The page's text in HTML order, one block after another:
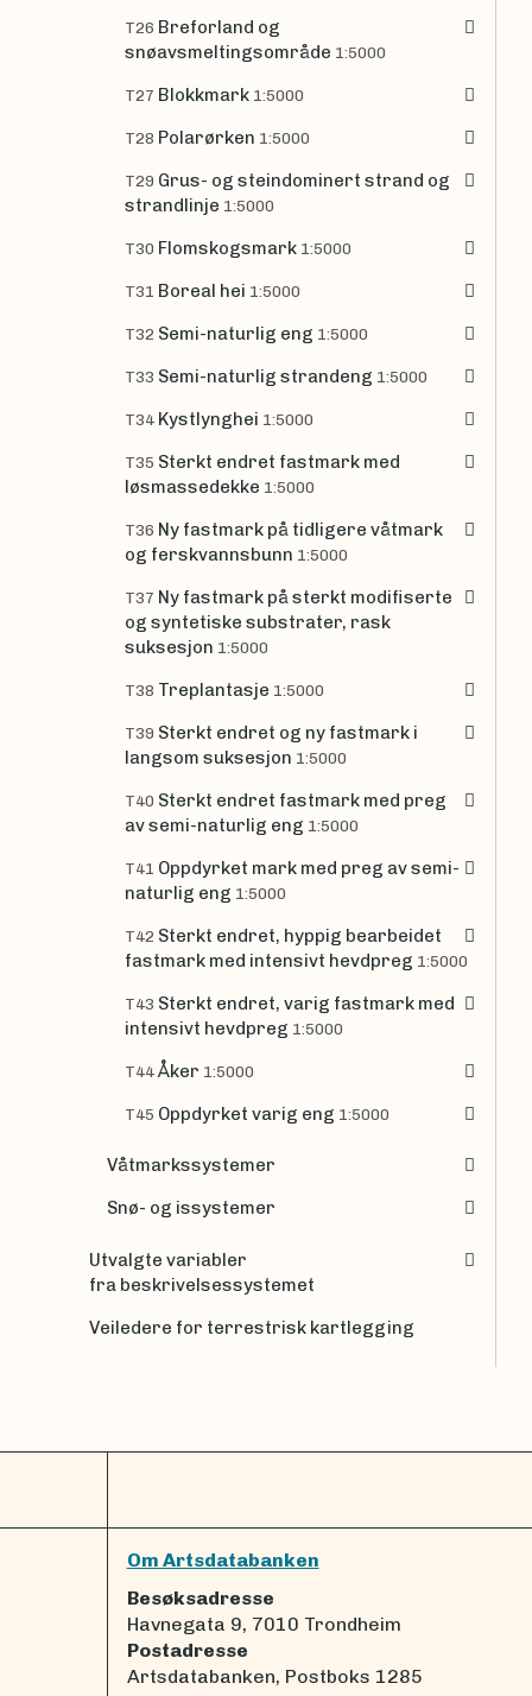
T26 Breforland og
snøavsmeltingsområde 1:5000
T27 Blokkmark 1:5000
T28 Polarørken 1:5000
T29 Grus- og steindominert strand og
strandlinje 1:5000
T30 Flomskogsmark 1:5000
T31 Boreal hei 1:5000
T32 Semi-naturlig eng 1:5000
T33 Semi-naturlig strandeng 1:5000
T34 Kystlynghei 1:5000
T35 Sterkt endret fastmark med
løsmassedekke 1:5000
T36 Ny fastmark på tidligere våtmark
og ferskvannsbunn 1:5000
T37 Ny fastmark på sterkt modifiserte
og syntetiske substrater, rask
suksesjon 1:5000
T38 Treplantasje 1:5000
T39 Sterkt endret og ny fastmark i
langsom suksesjon 1:5000
T40 Sterkt endret fastmark med preg
av semi-naturlig eng 1:5000
T41 Oppdyrket mark med preg av semi-
naturlig eng 1:5000
T42 Sterkt endret, hyppig bearbeidet
fastmark med intensivt hevdpreg 1:5000
T43 Sterkt endret, varig fastmark med
intensivt hevdpreg 1:5000
T44 Åker 1:5000
T45 Oppdyrket varig eng 1:5000
Våtmarkssystemer
Snø- og issystemer
Utvalgte variabler
fra beskrivelsessystemet
Veiledere for terrestrisk kartlegging
Om Artsdatabanken
Besøksadresse
Havnegata 9, 7010 Trondheim
Postadresse
Artsdatabanken, Postboks 1285